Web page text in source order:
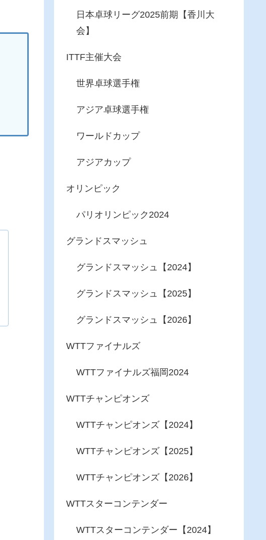
日本卓球リーグ2025前期【香川大
会】
ITTF主催大会
世界卓球選手権
アジア卓球選手権
ワールドカップ
アジアカップ
オリンピック
パリオリンピック2024
グランドスマッシュ
グランドスマッシュ【2024】
グランドスマッシュ【2025】
グランドスマッシュ【2026】
WTTファイナルズ
WTTファイナルズ福岡2024
WTTチャンピオンズ
WTTチャンピオンズ【2024】
WTTチャンピオンズ【2025】
WTTチャンピオンズ【2026】
WTTスターコンテンダー
WTTスターコンテンダー【2024】